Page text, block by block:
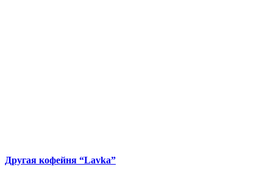
Другая кофейня “Lavka”